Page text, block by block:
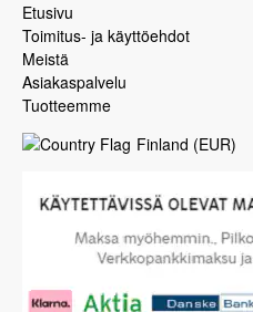
Etusivu
Toimitus- ja käyttöehdot
Meistä
Asiakaspalvelu
Tuotteemme
Finland (EUR)